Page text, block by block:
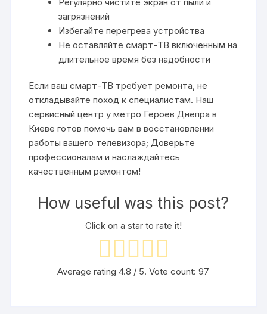
загрязнений
Избегайте перегрева устройства
Не оставляйте смарт-ТВ включенным на
длительное время без надобности
Если ваш смарт-ТВ требует ремонта‚ не
откладывайте поход к специалистам. Наш
сервисный центр у метро Героев Днепра в
Киеве готов помочь вам в восстановлении
работы вашего телевизора; Доверьте
профессионалам и наслаждайтесь
качественным ремонтом!
How useful was this post?
Click on a star to rate it!
Average rating4.8 / 5. Vote count:97